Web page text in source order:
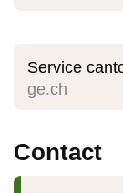
Service
ge.ch
Contact